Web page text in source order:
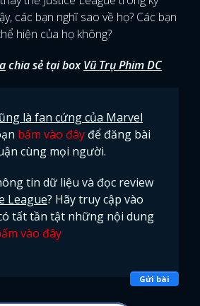
NHẬP
các bạn nghĩ sao về họ? Các bạn
hiện của họ không?
chia sẻ tại boxVũ Trụ Phim DC
là fan cứng của Marvel
bấm vào đây để đăng bài
cùng mọi người.
tin dữ liệu và đọc review
League? Hãy truy cập vào
tất tần tật những nội dung
vào đây
Gửi bài